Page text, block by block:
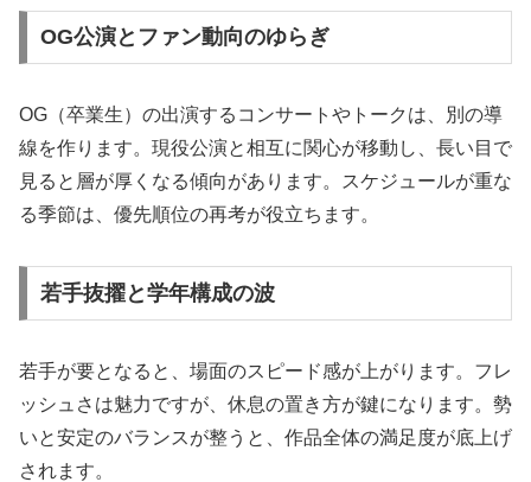
OG公演とファン動向のゆらぎ
OG（卒業生）の出演するコンサートやトークは、別の導
線を作ります。現役公演と相互に関心が移動し、長い目で
見ると層が厚くなる傾向があります。スケジュールが重な
る季節は、優先順位の再考が役立ちます。
若手抜擢と学年構成の波
若手が要となると、場面のスピード感が上がります。フレ
ッシュさは魅力ですが、休息の置き方が鍵になります。勢
いと安定のバランスが整うと、作品全体の満足度が底上げ
されます。